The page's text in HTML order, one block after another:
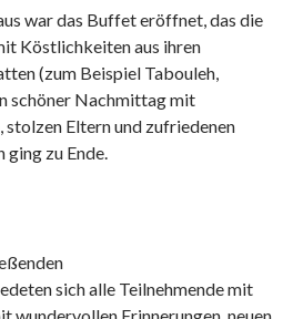
war das Buffet eröffnet, das die
Köstlichkeiten aus ihren
(zum Beispiel Tabouleh,
schöner Nachmittag mit
stolzen Eltern und zufriedenen
zu Ende.
sich alle Teilnehmende mit